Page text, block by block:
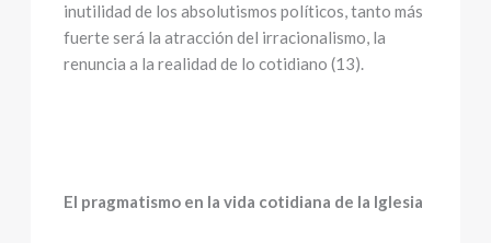
inutilidad de los absolutismos políticos, tanto más
fuerte será la atracción del irracionalismo, la
renuncia a la realidad de lo cotidiano (13).
El pragmatismo en la vida cotidiana de la Iglesia